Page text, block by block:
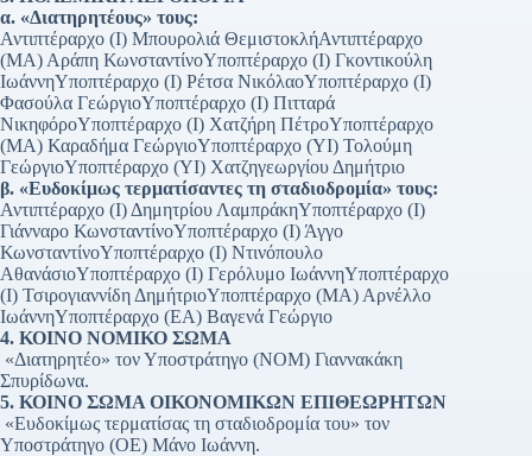
α. «Διατηρητέους» τους:
Αντιπτέραρχο (Ι) Μπουρολιά ΘεμιστοκλήΑντιπτέραρχο
(ΜΑ) Αράπη ΚωνσταντίνοΥποπτέραρχο (Ι) Γκοντικούλη
ΙωάννηΥποπτέραρχο (Ι) Ρέτσα ΝικόλαοΥποπτέραρχο (Ι)
Φασούλα ΓεώργιοΥποπτέραρχο (Ι) Πιτταρά
ΝικηφόροΥποπτέραρχο (Ι) Χατζήρη ΠέτροΥποπτέραρχο
(ΜΑ) Καραδήμα ΓεώργιοΥποπτέραρχο (ΥΙ) Τολούμη
ΓεώργιοΥποπτέραρχο (ΥΙ) Χατζηγεωργίου Δημήτριο
β. «Ευδοκίμως τερματίσαντες τη σταδιοδρομία» τους:
Αντιπτέραρχο (Ι) Δημητρίου ΛαμπράκηΥποπτέραρχο (Ι)
Γιάνναρο ΚωνσταντίνοΥποπτέραρχο (Ι) Άγγο
ΚωνσταντίνοΥποπτέραρχο (Ι) Ντινόπουλο
ΑθανάσιοΥποπτέραρχο (Ι) Γερόλυμο ΙωάννηΥποπτέραρχο
(Ι) Τσιρογιαννίδη ΔημήτριοΥποπτέραρχο (ΜΑ) Αρνέλλο
ΙωάννηΥποπτέραρχο (ΕΑ) Βαγενά Γεώργιο
4. ΚΟΙΝΟ ΝΟΜΙΚΟ ΣΩΜΑ
«Διατηρητέο» τον Υποστράτηγο (ΝΟΜ) Γιαννακάκη
Σπυρίδωνα.
5. ΚΟΙΝΟ ΣΩΜΑ ΟΙΚΟΝΟΜΙΚΩΝ ΕΠΙΘΕΩΡΗΤΩΝ
«Ευδοκίμως τερματίσας τη σταδιοδρομία του» τον
Υποστράτηγο (ΟΕ) Μάνο Ιωάννη.